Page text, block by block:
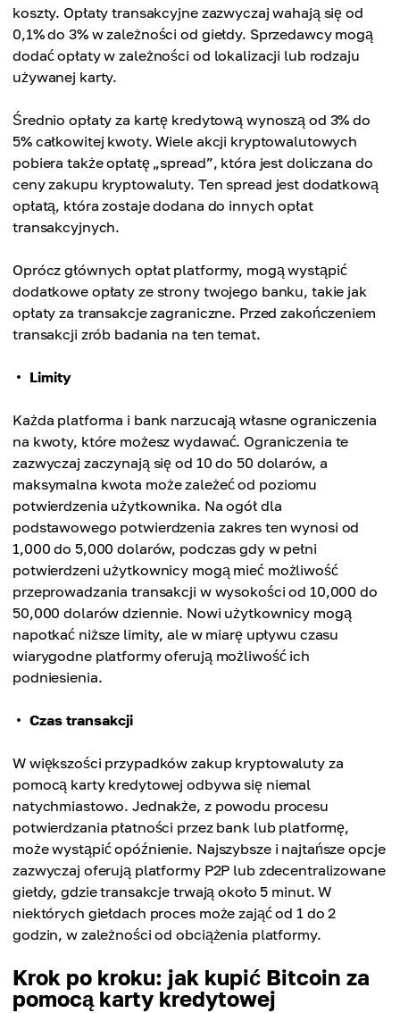
koszty. Opłaty transakcyjne zazwyczaj wahają się od
0,1% do 3% w zależności od giełdy. Sprzedawcy mogą
dodać opłaty w zależności od lokalizacji lub rodzaju
używanej karty.
Średnio opłaty za kartę kredytową wynoszą od 3% do
5% całkowitej kwoty. Wiele akcji kryptowalutowych
pobiera także opłatę „spread”, która jest doliczana do
ceny zakupu kryptowaluty. Ten spread jest dodatkową
opłatą, która zostaje dodana do innych opłat
transakcyjnych.
Oprócz głównych opłat platformy, mogą wystąpić
dodatkowe opłaty ze strony twojego banku, takie jak
opłaty za transakcje zagraniczne. Przed zakończeniem
transakcji zrób badania na ten temat.
Limity
Każda platforma i bank narzucają własne ograniczenia
na kwoty, które możesz wydawać. Ograniczenia te
zazwyczaj zaczynają się od 10 do 50 dolarów, a
maksymalna kwota może zależeć od poziomu
potwierdzenia użytkownika. Na ogół dla
podstawowego potwierdzenia zakres ten wynosi od
1,000 do 5,000 dolarów, podczas gdy w pełni
potwierdzeni użytkownicy mogą mieć możliwość
przeprowadzania transakcji w wysokości od 10,000 do
50,000 dolarów dziennie. Nowi użytkownicy mogą
napotkać niższe limity, ale w miarę upływu czasu
wiarygodne platformy oferują możliwość ich
podniesienia.
Czas transakcji
W większości przypadków zakup kryptowaluty za
pomocą karty kredytowej odbywa się niemal
natychmiastowo. Jednakże, z powodu procesu
potwierdzania płatności przez bank lub platformę,
może wystąpić opóźnienie. Najszybsze i najtańsze opcje
zazwyczaj oferują platformy P2P lub zdecentralizowane
giełdy, gdzie transakcje trwają około 5 minut. W
niektórych giełdach proces może zająć od 1 do 2
godzin, w zależności od obciążenia platformy.
Krok po kroku: jak kupić Bitcoin za
pomocą karty kredytowej